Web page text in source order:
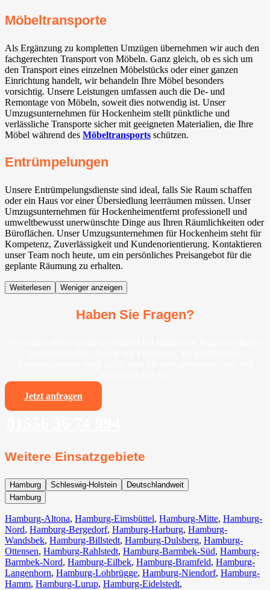
Möbeltransporte
Als Ergänzung zu kompletten Umzügen übernehmen wir auch den
fachgerechten Transport von Möbeln. Ganz gleich, ob es sich um
den Transport eines einzelnen Möbelstücks oder einer ganzen
Einrichtung handelt, wir behandeln Ihre Möbel besonders
vorsichtig. Unsere Leistungen umfassen auch die De- und
Remontage von Möbeln, soweit dies notwendig ist. Unser
Umzugsunternehmen für Hockenheim stellt pünktliche und
verlässliche Transporte sicher mit geeigneten Materialien, die Ihre
Möbel während des Möbeltransports schützen.
Entrümpelungen
Unsere Entrümpelungsdienste sind ideal, falls Sie Raum schaffen
oder ein Haus vor einer Übersiedlung leerräumen müssen. Unser
Umzugsunternehmen für Hockenheimentfernt professionell und
umweltbewusst unerwünschte Dinge aus Ihren Räumlichkeiten oder
Büroflächen. Unser Umzugsunternehmen für Hockenheim steht für
Kompetenz, Zuverlässigkeit und Kundenorientierung. Kontaktieren
unser Team noch heute, um ein persönliches Preisangebot für die
geplante Räumung zu erhalten.
Weiterlesen Weniger anzeigen
Haben Sie Fragen?
Jetzt anfragen
Weitere Einsatzgebiete
Hamburg Schleswig-Holstein
Deutschlandweit
Hamburg
Hamburg-Altona, Hamburg-Eimsbüttel, Hamburg-Mitte, Hamburg-
Nord, Hamburg-Bergedorf, Hamburg-Harburg, Hamburg-
Wandsbek, Hamburg-Billstedt, Hamburg-Dulsberg, Hamburg-
Ottensen, Hamburg-Rahlstedt, Hamburg-Barmbek-Süd, Hamburg-
Barmbek-Nord, Hamburg-Eilbek, Hamburg-Bramfeld, Hamburg-
Langenhorn, Hamburg-Lohbrügge, Hamburg-Niendorf, Hamburg-
Hamm, Hamburg-Lurup, Hamburg-Eidelstedt,